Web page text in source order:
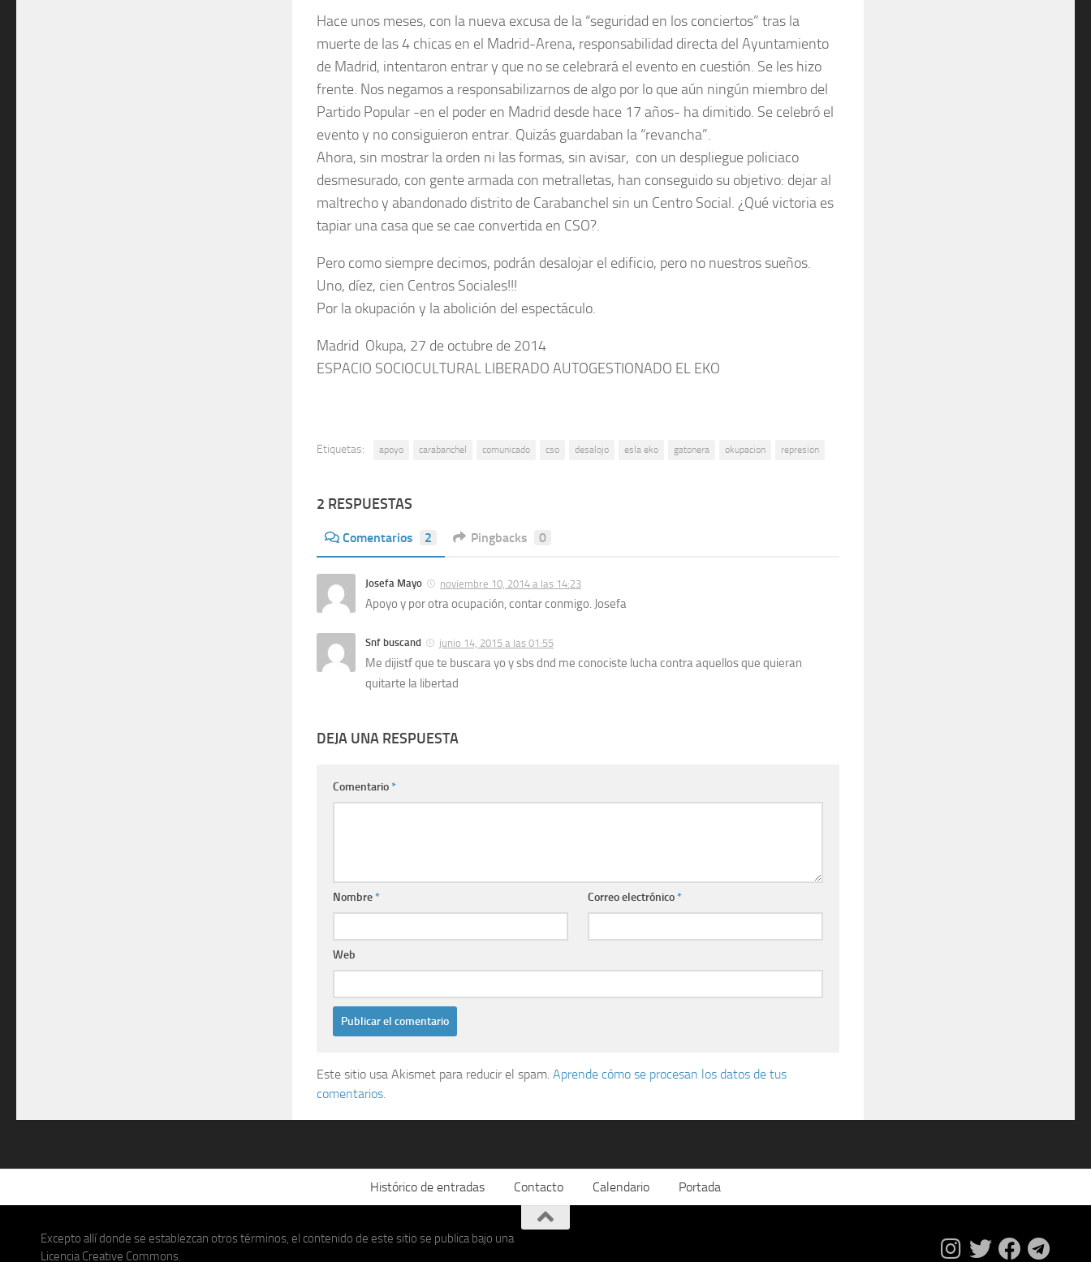
Hace unos meses, con la nueva excusa de la “seguridad en los conciertos” tras la
muerte de las 4 chicas en el Madrid-Arena, responsabilidad directa del Ayuntamiento
de Madrid, intentaron entrar y que no se celebrará el evento en cuestión. Se les hizo
frente. Nos negamos a responsabilizarnos de algo por lo que aún ningún miembro del
Partido Popular -en el poder en Madrid desde hace 17 años- ha dimitido. Se celebró el
evento y no consiguieron entrar. Quizás guardaban la “revancha”.
Ahora, sin mostrar la orden ni las formas, sin avisar, con un despliegue policiaco
desmesurado, con gente armada con metralletas, han conseguido su objetivo: dejar al
maltrecho y abandonado distrito de Carabanchel sin un Centro Social. ¿Qué victoria es
tapiar una casa que se cae convertida en CSO?.
Pero como siempre decimos, podrán desalojar el edificio, pero no nuestros sueños.
Uno, díez, cien Centros Sociales!!!
Por la okupación y la abolición del espectáculo.
Madrid Okupa, 27 de octubre de 2014
ESPACIO SOCIOCULTURAL LIBERADO AUTOGESTIONADO EL EKO
Etiquetas: apoyo carabanchel comunicado cso desalojo esla eko gatonera okupacion represion
2 RESPUESTAS
Comentarios 2 Pingbacks 0
Josefa Mayo noviembre 10, 2014 a las 14:23
Apoyo y por otra ocupación, contar conmigo. Josefa
Snf buscand junio 14, 2015 a las 01:55
Me dijistf que te buscara yo y sbs dnd me conociste lucha contra aquellos que quieran
quitarte la libertad
DEJA UNA RESPUESTA
Comentario*
Nombre* Correo electrónico*
Web
Este sitio usa Akismet para reducir el spam. Aprende cómo se procesan los datos de tus
comentarios.
Histórico de entradas Contacto Calendario Portada
Excepto allí donde se establezcan otros términos, el contenido de este sitio se publica bajo una
Licencia Creative Commons.